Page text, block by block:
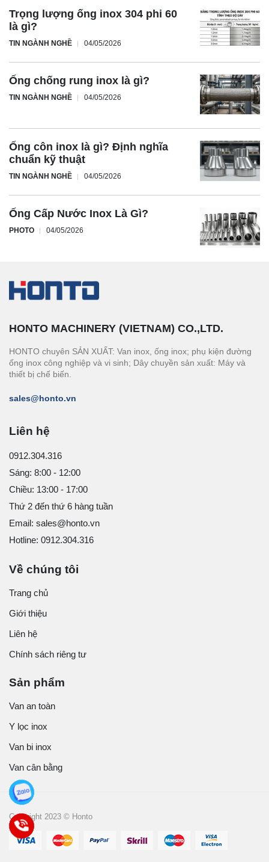
Trọng lượng ống inox 304 phi 60
là gì?
TIN NGÀNH NGHỀ 04/05/2026
Ống chống rung inox là gì?
TIN NGÀNH NGHỀ 04/05/2026
Ống côn inox là gì? Định nghĩa
chuẩn kỹ thuật
TIN NGÀNH NGHỀ 04/05/2026
Ống Cấp Nước Inox Là Gì?
PHOTO 04/05/2026
HONTO MACHINERY (VIETNAM) CO.,LTD.
HONTO chuyên SẢN XUẤT: Van inox, ống inox; phụ kiện đường
ống inox công nghiệp và vi sinh; Dây chuyền sản xuất: Máy và
thiết bị chế biến.
sales@honto.vn
Liên hệ
0912.304.316
Sáng: 8:00 - 12:00
Chiều: 13:00 - 17:00
Thứ 2 đến thứ 6 hàng tuần
Email: sales@honto.vn
Hotline: 0912.304.316
Về chúng tôi
Trang chủ
Giới thiệu
Liên hệ
Chính sách riêng tư
Sản phẩm
Van an toàn
Y lọc inox
Van bi inox
Van cân bằng
Copyright 2023 © Honto